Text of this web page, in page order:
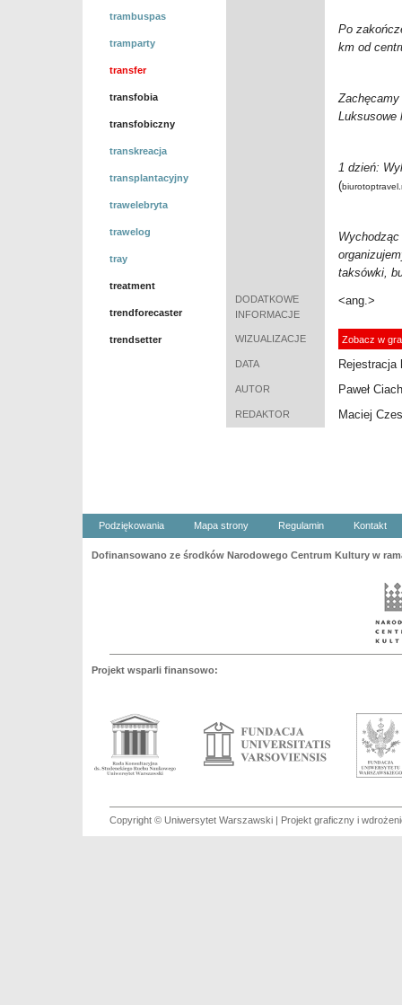
trambuspas
tramparty
transfer
transfobia
transfobiczny
transkreacja
transplantacyjny
trawelebryta
trawelog
tray
treatment
trendforecaster
trendsetter
Po
km od
Luksusowe
1 dzień:
(
taksówki,
DODATKOWE
INFORMACJE
<ang.>
WIZUALIZACJE Zobacz w
DATA Rejestracja
AUTOR Paweł Ciach
REDAKTOR Maciej
Podziękowania Mapa strony Regulamin Kontakt
Dofinansowano ze środków Narodowego Centrum Kultury w
Projekt wsparli finansowo:
Copyright © Uniwersytet Warszawski | Projekt graficzny i